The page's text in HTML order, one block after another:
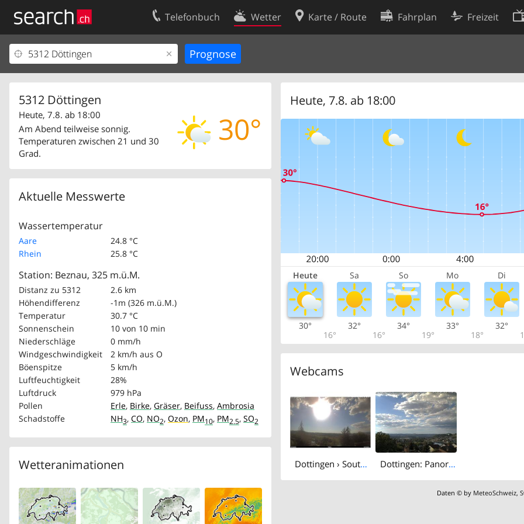
Telefonbuch Wetter Karte / Route Fahrplan Freizeit
5312 Döttingen
30°
Heute, 7.8. ab 18:00
Am Abend teilweise sonnig.
Temperaturen zwischen 21 und 30
Grad.
Aktuelle Messwerte
Wassertemperatur
Aare
24.8 °C
Rhein
25.8 °C
Station: Beznau, 325 m.ü.M.
Distanz zu 5312
2.6 km
Höhendifferenz
-1m (326 m.ü.M.)
Temperatur
30.7 °C
Sonnenschein
10 von 10 min
Niederschläge
0 mm/h
Windgeschwindigkeit
2 km/h aus O
Böenspitze
5 km/h
Luftfeuchtigkeit
28%
Luftdruck
979 hPa
Pollen
Erle, Birke, Gräser, Beifuss, Ambrosia
Schadstoffe
NH3, CO, NO2, Ozon, PM10, PM2.5, SO2
Wetteranimationen
Heute, 7.8. ab 18:00
Heute Sa So Mo Di
30°
16°
32°
16°
34°
19°
33°
18°
32°
Webcams
Dottingen › South-west Dottingen: Panorama Unteres Aaretal
Daten © by MeteoSchweiz,
Ihr Eintrag
Kundencenter Geschäftskunden
Kontakt
Nutzungsbedingungen
Cookie-Einstellungen